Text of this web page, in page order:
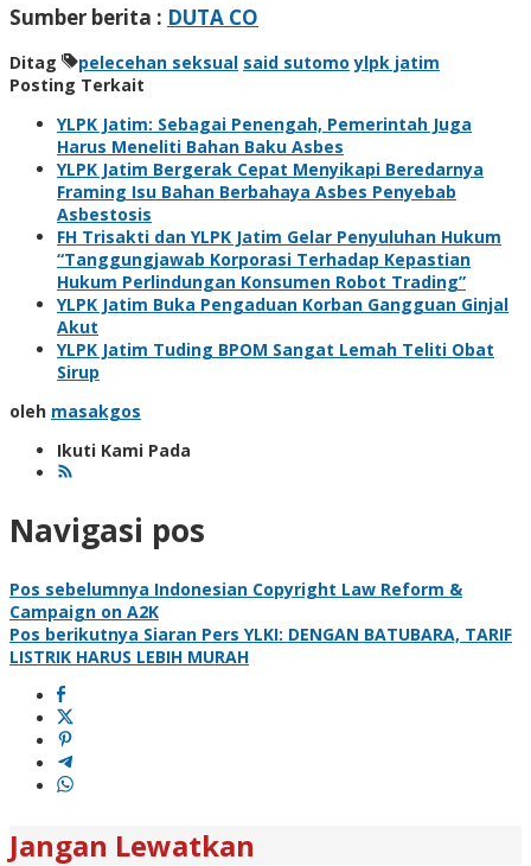
Sumber berita : DUTA CO
Ditag pelecehan seksual said sutomo ylpk jatim
Posting Terkait
YLPK Jatim: Sebagai Penengah, Pemerintah Juga
Harus Meneliti Bahan Baku Asbes
YLPK Jatim Bergerak Cepat Menyikapi Beredarnya
Framing Isu Bahan Berbahaya Asbes Penyebab
Asbestosis
FH Trisakti dan YLPK Jatim Gelar Penyuluhan Hukum
“Tanggungjawab Korporasi Terhadap Kepastian
Hukum Perlindungan Konsumen Robot Trading”
YLPK Jatim Buka Pengaduan Korban Gangguan Ginjal
Akut
YLPK Jatim Tuding BPOM Sangat Lemah Teliti Obat
Sirup
oleh masakgos
Ikuti Kami Pada
Navigasi pos
Pos sebelumnya Indonesian Copyright Law Reform &
Campaign on A2K
Pos berikutnya Siaran Pers YLKI: DENGAN BATUBARA, TARIF
LISTRIK HARUS LEBIH MURAH
Jangan Lewatkan